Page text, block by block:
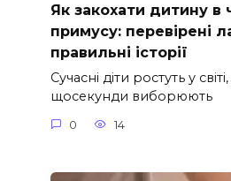
Як закохати дитину в
примусу: перевірені
правильні історії
Сучасні діти ростуть у
щосекунди виборюють
0 14